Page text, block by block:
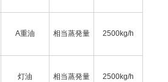
A重油 相当蒸発量 2500kg/h
灯油 相当蒸発量 2500kg/h